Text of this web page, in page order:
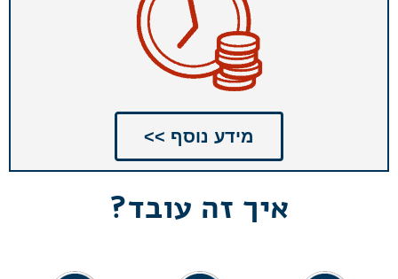
מידע נוסף >>
איך זה עובד?